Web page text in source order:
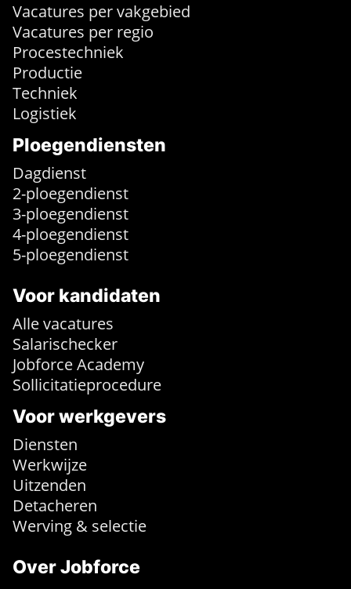
Vacatures per vakgebied
Vacatures per regio
Procestechniek
Productie
Techniek
Logistiek
Ploegendiensten
Dagdienst
2-ploegendienst
3-ploegendienst
4-ploegendienst
5-ploegendienst
Voor kandidaten
Alle vacatures
Salarischecker
Jobforce Academy
Sollicitatieprocedure
Voor werkgevers
Diensten
Werkwijze
Uitzenden
Detacheren
Werving & selectie
Over Jobforce